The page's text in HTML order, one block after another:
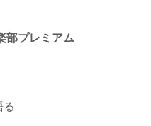
部プレミアム
る